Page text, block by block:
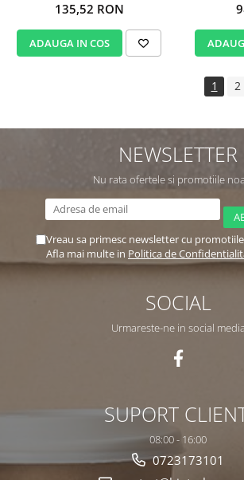
135,52 RON
ADAUGA IN COS
1 2
NEWSLETTER
Nu rata ofertele si promotiile
Vreau sa primesc newsletter cu
Afla mai multe in Politica de
SOCIAL
Urmareste-ne in social media
SUPORT
08:00 - 16:00
0723173101